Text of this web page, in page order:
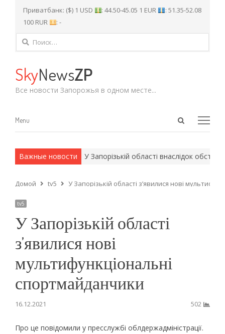
Приватбанк: ($) 1 USD : 44.50-45.05 1 EUR
: 51.35-52.08
100 RUR
: -
Найти:
SkyNewsZP
Все новости Запорожья в одном месте...
Open
Menu
Menu
Важные новости
методы. У Запорізькій області внаслідок
Домой tv5 У Запорізькій області з’явилися нові
tv5
У Запорізькій області
з’явилися нові
мультифункціональні
спортмайданчики
16.12.2021 502
Про це повідомили у пресслужбі облдержадміністрації.